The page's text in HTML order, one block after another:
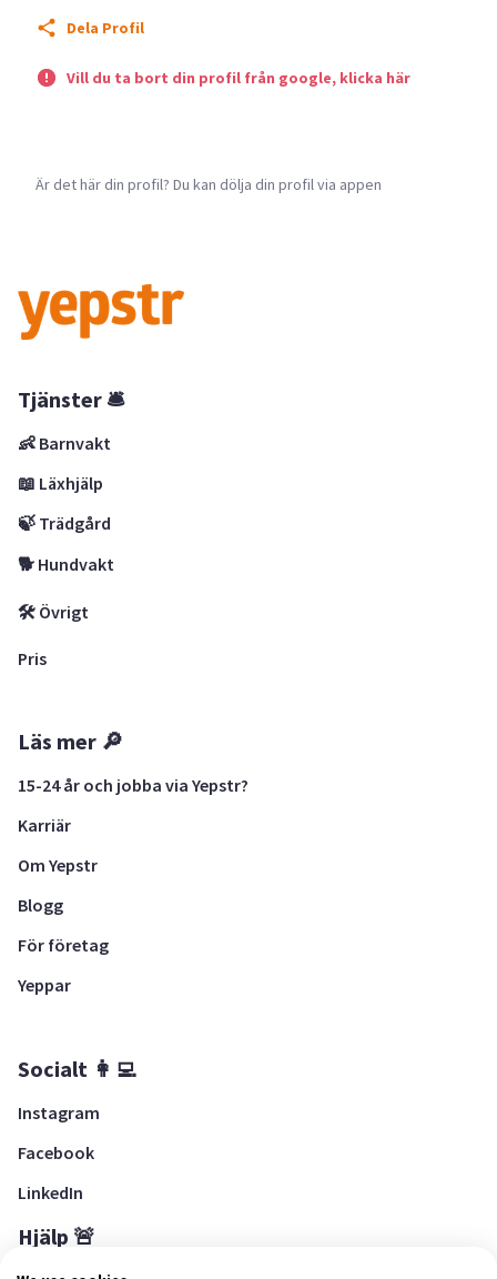
Dela Profil
Vill du ta bort din profil från google, klicka här
Är det här din profil? Du kan dölja din profil via appen
Tjänster 🛎
👶 Barnvakt
📖 Läxhjälp
🍃 Trädgård
🐕 Hundvakt
🛠 Övrigt
Pris
Läs mer 🔎
15-24 år och jobba via Yepstr?
Karriär
Om Yepstr
Blogg
För företag
Yeppar
Socialt 👩‍💻
Instagram
Facebook
LinkedIn
Hjälp 🚨